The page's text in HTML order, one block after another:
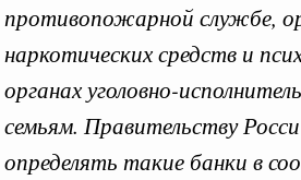
противопожарной службе,
наркотических средств и
органах уголовно-
семьям. Правительству
определять такие банки в
3 июля, пятница
на заседании